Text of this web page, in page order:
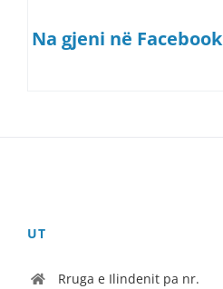
Na gjeni në Facebook
UT
Rruga e Ilindenit pa nr.